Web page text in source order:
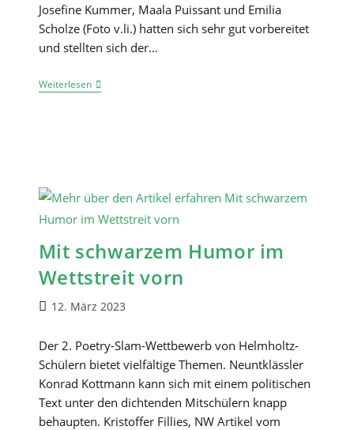
Josefine Kummer, Maala Puissant und Emilia
Scholze (Foto v.li.) hatten sich sehr gut vorbereitet
und stellten sich der…
WeiterlesenMeine
Superkraft:
Mit schwarzem Humor im
Wettstreit vorn
Beitrag
12. März 2023
Der 2. Poetry-Slam-Wettbewerb von Helmholtz-
Schülern bietet vielfältige Themen. Neuntklässler
Konrad Kottmann kann sich mit einem politischen
Text unter den dichtenden Mitschülern knapp
behaupten. Kristoﬀer Fillies, NW Artikel vom